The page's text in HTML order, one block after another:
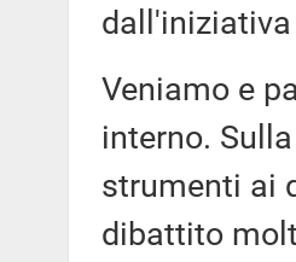
Veniamo e
interno.
strumenti ai
dibattito